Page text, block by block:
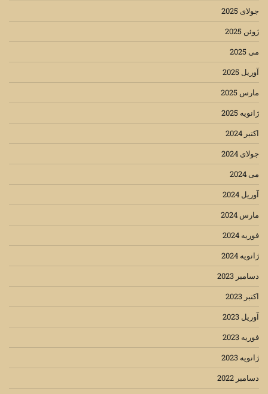
جولای 2025
ژوئن 2025
می 2025
آوریل 2025
مارس 2025
ژانویه 2025
اکتبر 2024
جولای 2024
می 2024
آوریل 2024
مارس 2024
فوریه 2024
ژانویه 2024
دسامبر 2023
اکتبر 2023
آوریل 2023
فوریه 2023
ژانویه 2023
دسامبر 2022